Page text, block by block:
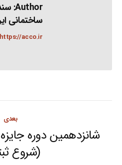
Author:
ساختمانی
https://acco.ir
navigation
بعدی
Next
شانزدهمین دوره
(شروع